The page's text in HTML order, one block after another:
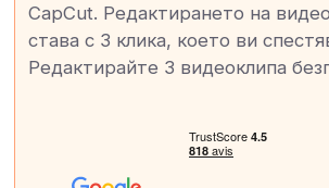
CapCut. Редактирането на
става с 3 клика, което ви
Редактирайте 3 видеоклипа